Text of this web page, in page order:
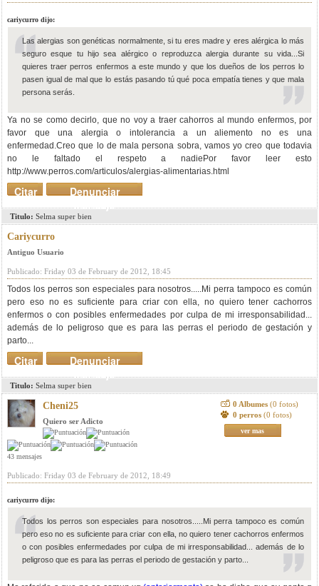
cariycurro dijo:
Las alergias son genéticas normalmente, si tu eres madre y eres alérgica lo más
seguro esque tu hijo sea alérgico o reproduzca alergia durante su vida...Si
quieres traer perros enfermos a este mundo y que los dueños de los perros lo
pasen igual de mal que lo estás pasando tú qué poca empatía tienes y que mala
persona serás.
Ya no se como decirlo, que no voy a traer cahorros al mundo enfermos, por
favor que una alergia o intolerancia a un aliemento no es una
enfermedad.Creo que lo de mala persona sobra, vamos yo creo que todavia
no le faltado el respeto a nadiePor favor leer esto
http://www.perros.com/articulos/alergias-alimentarias.html
Denunciar
mensaje
Citar
Titulo: Selma super bien
Cariycurro
Antiguo Usuario
Publicado: Friday 03 de February de 2012, 18:45
Todos los perros son especiales para nosotros.....Mi perra tampoco es común
pero eso no es suficiente para criar con ella, no quiero tener cachorros
enfermos o con posibles enfermedades por culpa de mi irresponsabilidad...
además de lo peligroso que es para las perras el periodo de gestación y
parto...
Denunciar
mensaje
Citar
Titulo: Selma super bien
Cheni25
Quiero ser Adicto
43 mensajes
0 Albumes (0 fotos)
0 perros (0 fotos)
ver mas
Publicado: Friday 03 de February de 2012, 18:49
cariycurro dijo:
Todos los perros son especiales para nosotros.....Mi perra tampoco es común
pero eso no es suficiente para criar con ella, no quiero tener cachorros enfermos
o con posibles enfermedades por culpa de mi irresponsabilidad... además de lo
peligroso que es para las perras el periodo de gestación y parto...